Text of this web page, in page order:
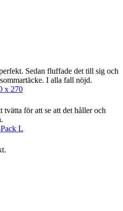
Sedan fluffade det till sig och
I alla fall nöjd.
x 270
för att se att det håller och
L